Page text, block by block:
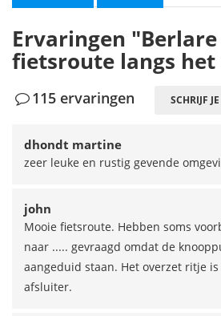
Ervaringen
fietsroute langs
115 ervaringen SCHRIJF
dhondt martine
zeer leuke en rustig gevende
john
Mooie fietsroute. Hebben soms
naar ..... gevraagd omdat de
aangeduid staan. Het overzet ritje
afsluiter.